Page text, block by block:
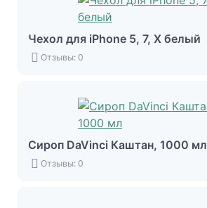
Чехол для iPhone 5, 7, X белый
Отзывы: 0
Сироп DaVinci Каштан, 1000 мл
Отзывы: 0